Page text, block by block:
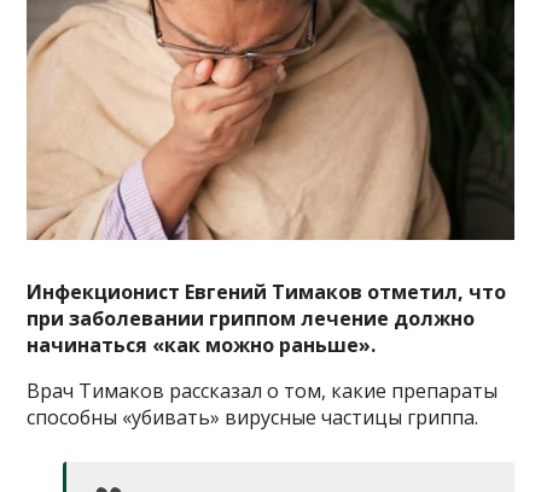
Инфекционист Евгений Тимаков отметил, что
при заболевании гриппом лечение должно
начинаться «как можно раньше».
Врач Тимаков рассказал о том, какие препараты
способны «убивать» вирусные частицы гриппа.